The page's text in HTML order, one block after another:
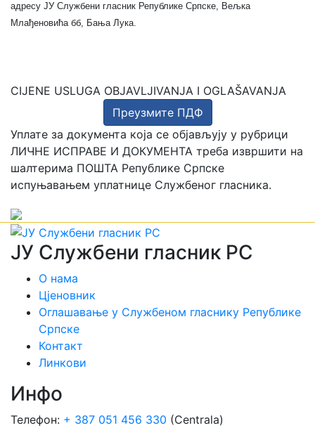
адресу ЈУ Службени гласник Републике Српске, Вељка
Млађеновића бб, Бања Лука.
CIJENE USLUGA OBJAVLJIVANЈA I OGLAŠAVANЈA
Преузмите ПДФ
Уплате за документа која се објављују у рубрици
ЛИЧНЕ ИСПРАВЕ И ДОКУМЕНТА треба извршити на
шалтерима ПОШТА Републике Српске
испуњавањем уплатнице Службеног гласника.
ЈУ Службени гласник РС
О нама
Цјеновник
Оглашавање у Службеном гласнику Републике
Српске
Контакт
Линкови
Инфо
Телефон: + 387 051 456 330 (Centrala)